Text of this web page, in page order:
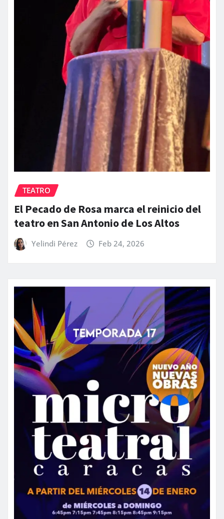
TEATRO
El Pecado de Rosa marca el reinicio del
teatro en San Antonio de Los Altos
Yelindi Pérez Feb 24, 2026